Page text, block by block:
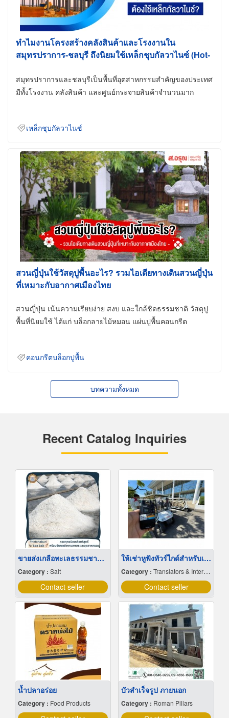
ทำไมงานโครงสร้างคลังสินค้าและโรงงานใน
สมุทรปราการ-ชลบุรี ถึงนิยมใช้เหล็กชุบกัลวาไนซ์ (Hot-
สมุทรปราการและชลบุรีเป็นพื้นที่อุตสาหกรรมสำคัญของประเทศ
มีทั้งโรงงาน คลังสินค้า และศูนย์กระจายสินค้าจำนวนมาก
เหล็กชุบกัลวาไนซ์
สวนญี่ปุ่นใช้วัสดุปูพื้นอะไร? รวมไอเดียทางเดินสวนญี่ปุ่น
ที่เหมาะกับอากาศเมืองไทย
สวนญี่ปุ่น เน้นความเรียบง่าย สงบ และใกล้ชิดธรรมชาติ วัสดุปู
พื้นที่นิยมใช้ ได้แก่ บล็อกลายไม้หมอน แผ่นปูพื้นคอนกรีต
คอนกรีตบล็อกปูพื้น
บทความทั้งหมด
Recent Catalog Inquiries
ขายส่งเกลือทะเลธรรมชาติ มีเก็บเงินปลายทาง
Category : Salt
Contact seller
ให้เช่าหูฟังทัวร์ไกด์สำหรับเยี่ยมชมโรงงาน
Category : Translators & Interpreters
Contact seller
น้ำปลาอร่อย
Category : Food Products
บัวสําเร็จรูป ภายนอก
Category : Roman Pillars